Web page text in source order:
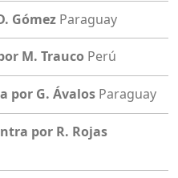
Gómez Paraguay
M. Trauco Perú
por G. Ávalos Paraguay
por R. Rojas